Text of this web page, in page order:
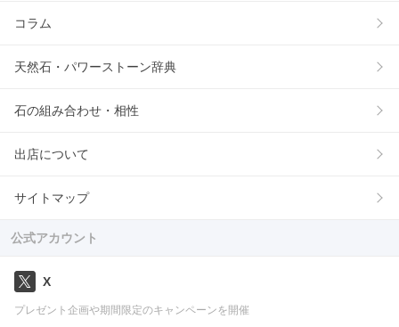
コラム
天然石・パワーストーン辞典
石の組み合わせ・相性
出店について
サイトマップ
公式アカウント
X
プレゼント企画や期間限定のキャンペーンを開催